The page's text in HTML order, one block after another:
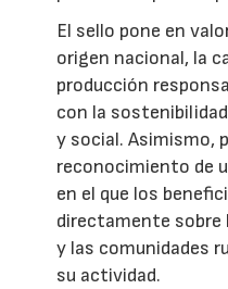
El sello pone en
origen nacional, la
producción
con la
y social. Asimismo,
reconocimiento de
en el que los
directamente
y las comunidades
su actividad.